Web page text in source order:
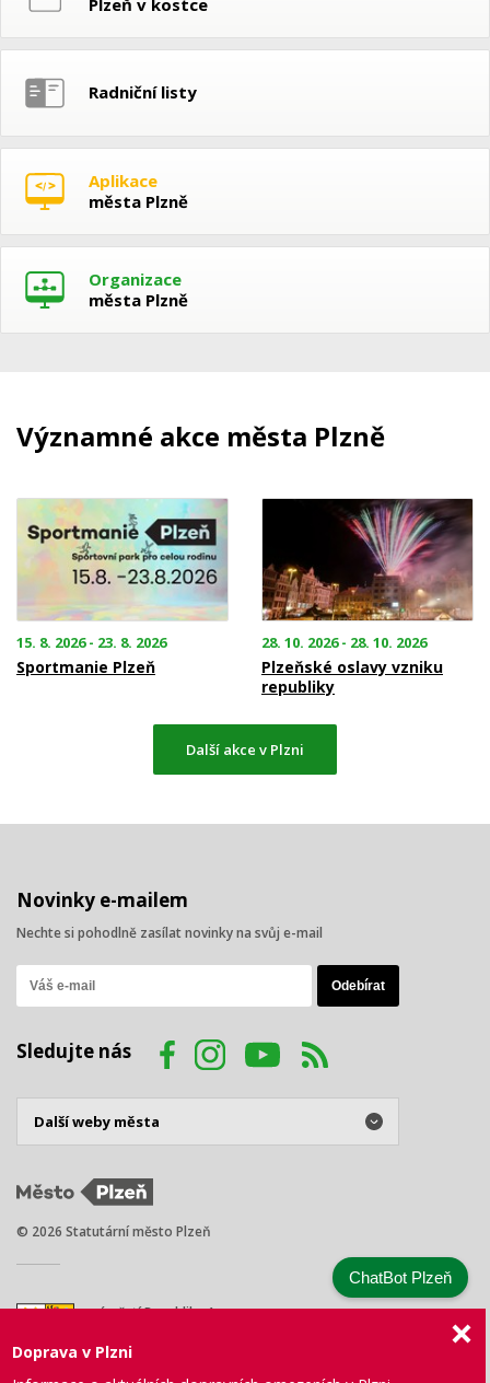
Radniční listy
Aplikace
města Plzně
Organizace
města Plzně
Významné akce města Plzně
15. 8. 2026 - 23. 8. 2026
Sportmanie Plzeň
28. 10. 2026 - 28. 10. 2026
Plzeňské oslavy vzniku
republiky
Další akce v Plzni
Novinky e-mailem
Nechte si pohodlně zasílat novinky na svůj e-mail
Sledujte nás
© 2026 Statutární město Plzeň
náměstí Republiky 1
Tel.: +420 378 031 111
Doprava v Plzni
ChatBot Plzeň